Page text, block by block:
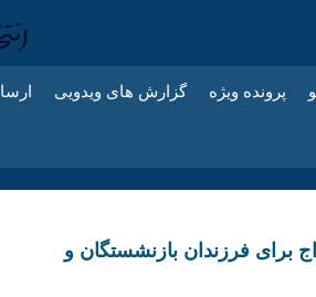
پرونده ویژه گزارش های ویدویی
ازدواج برای فرزندان بازنشستگان و